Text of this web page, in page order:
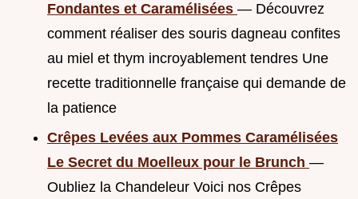
Fondantes et Caramélisées — Découvrez
comment réaliser des souris dagneau confites
au miel et thym incroyablement tendres Une
recette traditionnelle française qui demande de
la patience
Crêpes Levées aux Pommes Caramélisées
Le Secret du Moelleux pour le Brunch —
Oubliez la Chandeleur Voici nos Crêpes